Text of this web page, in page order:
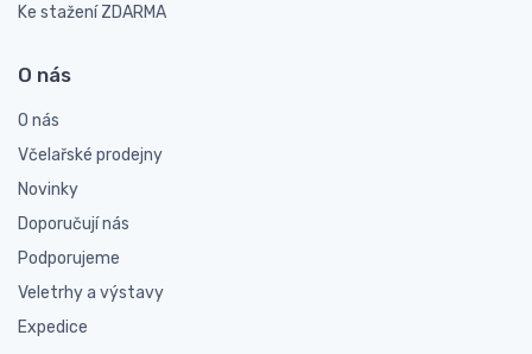
Ke stažení ZDARMA
O nás
O nás
Včelařské prodejny
Novinky
Doporučují nás
Podporujeme
Veletrhy a výstavy
Expedice